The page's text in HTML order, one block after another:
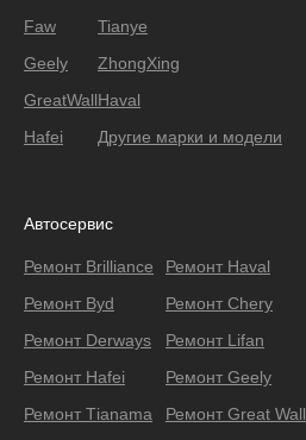
Faw
Geely
GreatWall
Hafei
Tianye
ZhongXing
Haval
Другие марки и модели
Автосервис
Ремонт Brilliance
Ремонт Byd
Ремонт Derways
Ремонт Hafei
Ремонт Тianama
Ремонт Haval
Ремонт Chery
Ремонт Lifan
Ремонт Geely
Ремонт Great Wall